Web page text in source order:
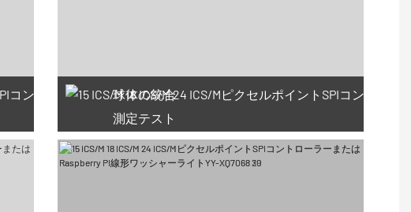
球体の統合
測定テスト
66利用可能なクーポン